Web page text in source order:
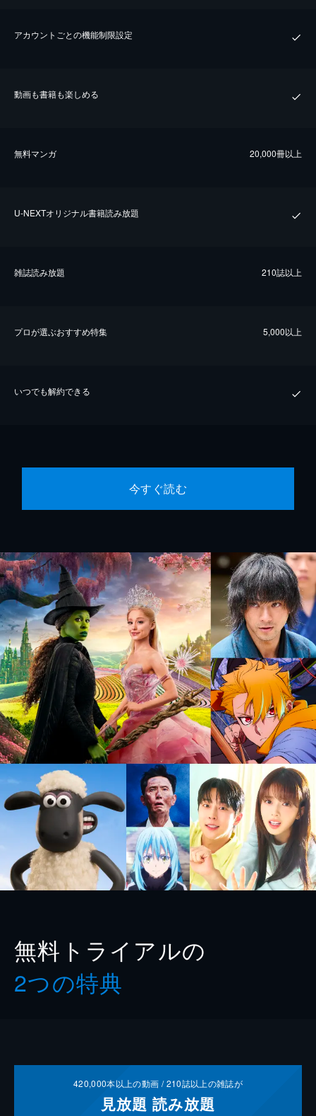
アカウントごとの機能制限設定
動画も書籍も楽しめる
無料マンガ 20,000冊以上
U-NEXTオリジナル書籍読み放題
雑誌読み放題 210誌以上
プロが選ぶおすすめ特集 5,000以上
いつでも解約できる
今すぐ読む
無料トライアルの
2つの特典
420,000本以上の動画 /210誌以上の雑誌が
見放題 読み放題